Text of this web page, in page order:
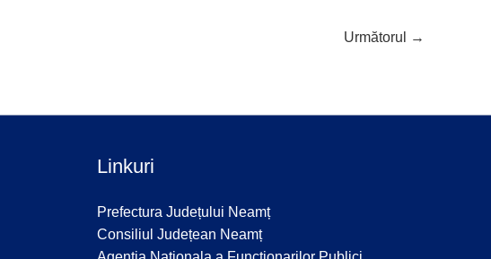
Următorul →
Linkuri
Prefectura Județului Neamț
Consiliul Județean Neamț